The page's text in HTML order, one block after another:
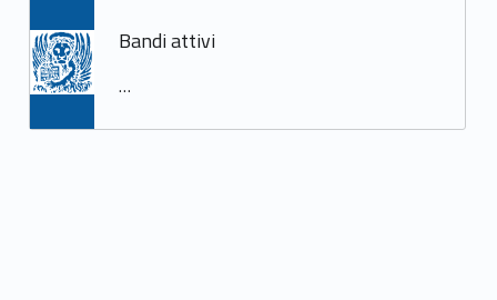
Bandi attivi
…